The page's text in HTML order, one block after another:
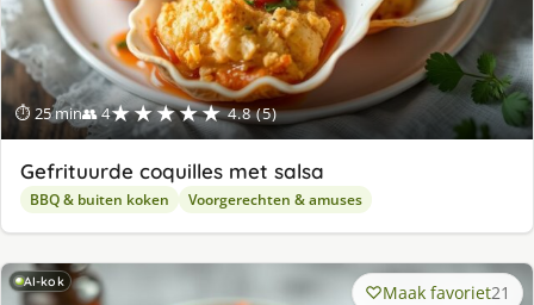
⏱ 25 min👥 4★★★★★ 4.8 (5)
Gefrituurde coquilles met salsa
BBQ & buiten koken Voorgerechten & amuses
AI-kok Maak favoriet21